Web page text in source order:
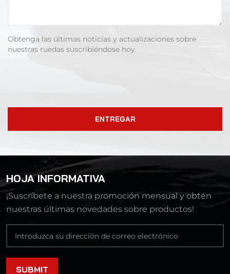
Obtenga las últimas noticias y actualizaciones sobre
nuestras ruedas suscribiéndose hoy.
ENTREGAR
HOJA INFORMATIVA
¡Suscríbete a nuestra promoción mensual y obtén
nuestras últimas novedades sobre productos!